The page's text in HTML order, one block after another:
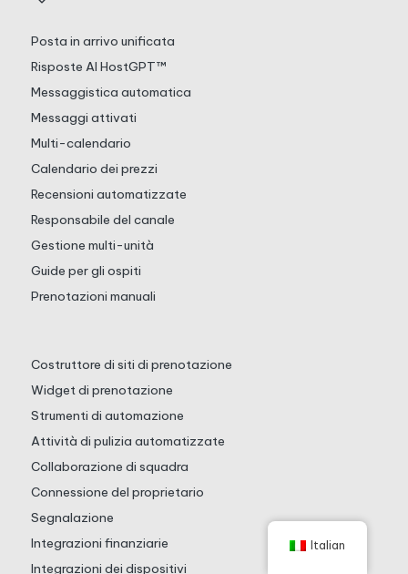
Posta in arrivo unificata
Risposte AI HostGPT™
Messaggistica automatica
Messaggi attivati
Multi-calendario
Calendario dei prezzi
Recensioni automatizzate
Responsabile del canale
Gestione multi-unità
Guide per gli ospiti
Prenotazioni manuali
Costruttore di siti di prenotazione
Widget di prenotazione
Strumenti di automazione
Attività di pulizia automatizzate
Collaborazione di squadra
Connessione del proprietario
Segnalazione
Integrazioni finanziarie
Integrazioni dei dispositivi
Italian